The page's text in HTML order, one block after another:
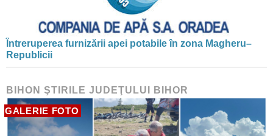
Întreruperea furnizării apei potabile în zona Magheru–
Republicii
BIHON ŞTIRILE JUDEŢULUI BIHOR
GALERIE FOTO